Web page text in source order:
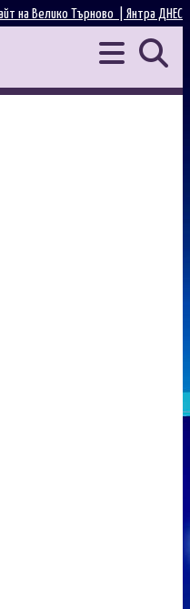
Янтра ДНЕС
на Велико Търново |